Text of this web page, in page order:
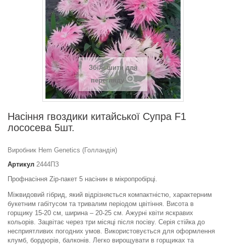
Збільшити для
перегляду
Насіння гвоздики китайської Супра F1
лососева 5шт.
Виробник Hem Genetics (Голландія)
Артикул 2444ПЗ
Профнасіння Zip-пакет 5 насінин в мікропробірці.
Міжвидовий гібрид, який відрізняється компактністю, характерним
букетним габітусом та тривалим періодом цвітіння. Висота в
горщику 15-20 см, ширина – 20-25 см. Ажурні квіти яскравих
кольорів. Зацвітає через три місяці після посіву. Серія стійка до
несприятливих погодних умов. Використовується для оформлення
клумб, бордюрів, балконів. Легко вирощувати в горщиках та